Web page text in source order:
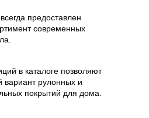
предоставлен
современных
в каталоге позволяют
вариант рулонных и
покрытий для дома.